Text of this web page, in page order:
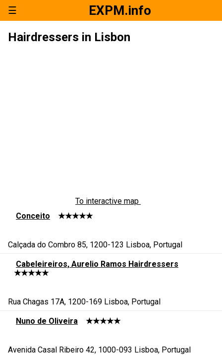
☰ EXPM.info
Hairdressers in Lisbon
To interactive map
Conceito
★★★★★
Calçada do Combro 85, 1200-123 Lisboa, Portugal
Cabeleireiros, Aurelio Ramos Hairdressers
★★★★★
Rua Chagas 17A, 1200-169 Lisboa, Portugal
Nuno de Oliveira ★★★★★
Avenida Casal Ribeiro 42, 1000-093 Lisboa, Portugal